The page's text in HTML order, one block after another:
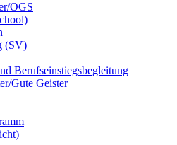
OGS
(SV)
Berufseinstiegsbegleitung
Gute Geister